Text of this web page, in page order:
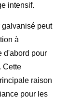
intensif.
peut
à
d'abord pour
Cette
raison
pour les